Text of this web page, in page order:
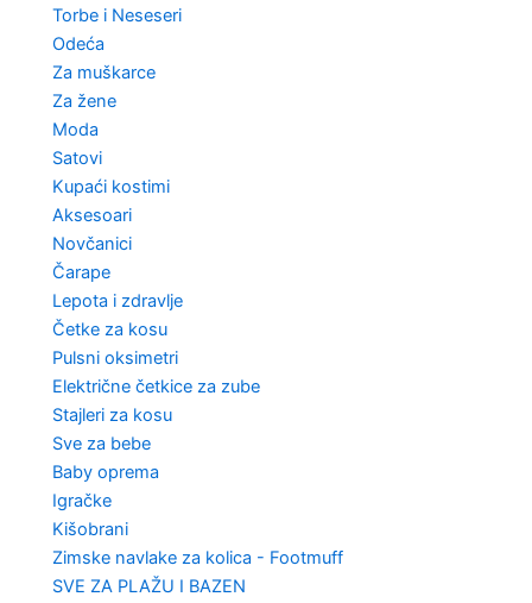
Torbe i Neseseri
Odeća
Za muškarce
Za žene
Moda
Satovi
Kupaći kostimi
Aksesoari
Novčanici
Čarape
Lepota i zdravlje
Četke za kosu
Pulsni oksimetri
Električne četkice za zube
Stajleri za kosu
Sve za bebe
Baby oprema
Igračke
Kišobrani
Zimske navlake za kolica - Footmuff
SVE ZA PLAŽU I BAZEN